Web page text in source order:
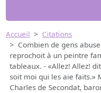
Accueil
Citations
Combien de gens
reprochoit à un peintre
tableaux. - «Allez! Allez!
soit moi qui les aie faits.»
Charles de Secondat,